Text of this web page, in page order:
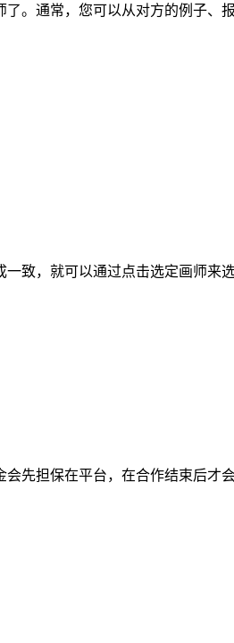
。通常，您可以从对方的例子、
，就可以通过点击选定画师来选
担保在平台，在合作结束后才会